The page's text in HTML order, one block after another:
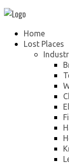
Home
Lost Places